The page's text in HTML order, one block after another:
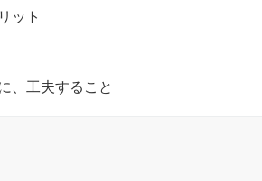
ット
、工夫すること